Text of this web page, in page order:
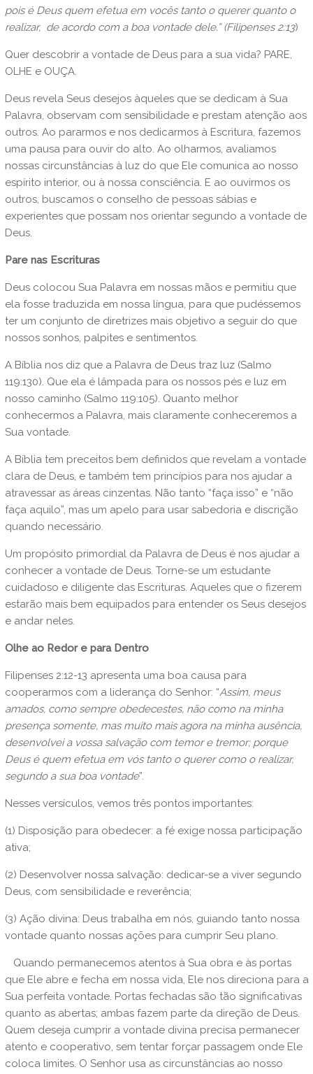
pois é Deus quem efetua em vocês tanto o querer quanto o
realizar, de acordo com a boa vontade dele.”(Filipenses 2:13)
Quer descobrir a vontade de Deus para a sua vida? PARE,
OLHE e OUÇA.
Deus revela Seus desejos àqueles que se dedicam à Sua
Palavra, observam com sensibilidade e prestam atenção aos
outros. Ao pararmos e nos dedicarmos à Escritura, fazemos
uma pausa para ouvir do alto. Ao olharmos, avaliamos
nossas circunstâncias à luz do que Ele comunica ao nosso
espírito interior, ou à nossa consciência. E ao ouvirmos os
outros, buscamos o conselho de pessoas sábias e
experientes que possam nos orientar segundo a vontade de
Deus.
Pare nas Escrituras
Deus colocou Sua Palavra em nossas mãos e permitiu que
ela fosse traduzida em nossa língua, para que pudéssemos
ter um conjunto de diretrizes mais objetivo a seguir do que
nossos sonhos, palpites e sentimentos.
A Bíblia nos diz que a Palavra de Deus traz luz (Salmo
119:130). Que ela é lâmpada para os nossos pés e luz em
nosso caminho (Salmo 119:105). Quanto melhor
conhecermos a Palavra, mais claramente conheceremos a
Sua vontade.
A Bíblia tem preceitos bem definidos que revelam a vontade
clara de Deus, e também tem princípios para nos ajudar a
atravessar as áreas cinzentas. Não tanto “faça isso” e “não
faça aquilo”, mas um apelo para usar sabedoria e discrição
quando necessário.
Um propósito primordial da Palavra de Deus é nos ajudar a
conhecer a vontade de Deus. Torne-se um estudante
cuidadoso e diligente das Escrituras. Aqueles que o fizerem
estarão mais bem equipados para entender os Seus desejos
e andar neles.
Olhe ao Redor e para Dentro
Filipenses 2:12-13 apresenta uma boa causa para
cooperarmos com a liderança do Senhor: “Assim, meus
amados, como sempre obedecestes, não como na minha
presença somente, mas muito mais agora na minha ausência,
desenvolvei a vossa salvação com temor e tremor; porque
Deus é quem efetua em vós tanto o querer como o realizar,
segundo a sua boa vontade”.
Nesses versículos, vemos três pontos importantes:
(1) Disposição para obedecer: a fé exige nossa participação
ativa;
(2) Desenvolver nossa salvação: dedicar-se a viver segundo
Deus, com sensibilidade e reverência;
(3) Ação divina: Deus trabalha em nós, guiando tanto nossa
vontade quanto nossas ações para cumprir Seu plano.
Quando permanecemos atentos à Sua obra e às portas
que Ele abre e fecha em nossa vida, Ele nos direciona para a
Sua perfeita vontade. Portas fechadas são tão significativas
quanto as abertas; ambas fazem parte da direção de Deus.
Quem deseja cumprir a vontade divina precisa permanecer
atento e cooperativo, sem tentar forçar passagem onde Ele
coloca limites. O Senhor usa as circunstâncias ao nosso